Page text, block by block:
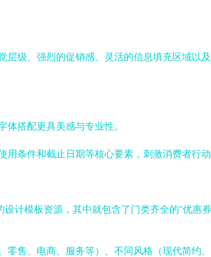
级、强烈的促销感、灵活的信息填充区域以
搭配更具美感与专业性。
条件和截止日期等核心要素，刺激消费者行动
计模板资源，其中就包含了门类齐全的“优惠
零售、电商、服务等）、不同风格（现代简